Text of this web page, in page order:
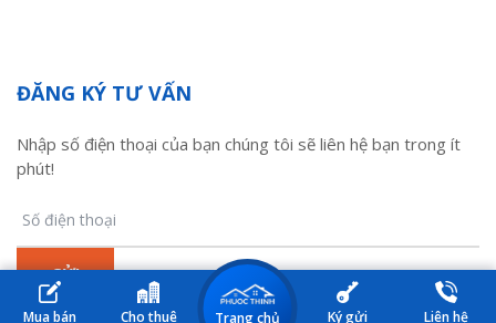
Mua bán Cho thuê Trang chủ Ký gửi Liên hệ
ĐĂNG KÝ TƯ VẤN
Nhập số điện thoại của bạn chúng tôi sẽ liên hệ bạn trong ít
phút!